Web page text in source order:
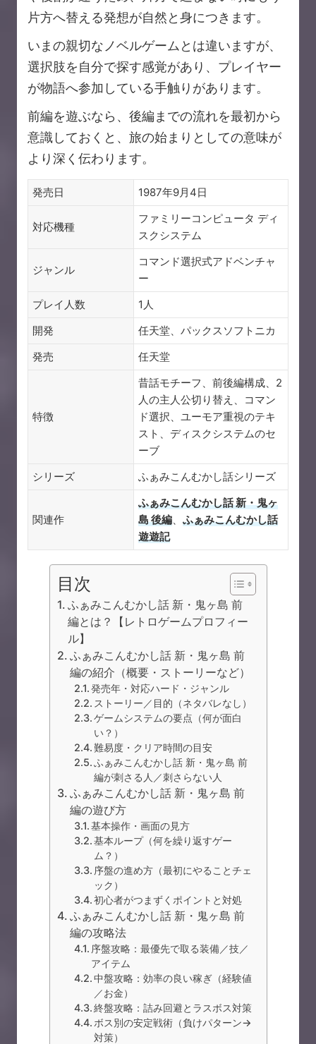
片方へ替える発想が自然と身につきます。
いまの親切なノベルゲームとは違いますが、
選択肢を自分で探す感覚があり、プレイヤー
が物語へ参加している手触りがあります。
前編を遊ぶなら、後編までの流れを最初から
意識しておくと、旅の始まりとしての意味が
より深く伝わります。
発売日 1987年9月4日
対応機種
ファミリーコンピュータ ディ
スクシステム
ジャンル
コマンド選択式アドベンチャ
ー
プレイ人数
1人
開発
任天堂、パックスソフトニカ
発売
任天堂
特徴
昔話モチーフ、前後編構成、2
人の主人公切り替え、コマン
ド選択、ユーモア重視のテキ
スト、ディスクシステムのセ
ーブ
シリーズ
ふぁみこんむかし話シリーズ
関連作
ふぁみこんむかし話 新・鬼ヶ
島 後編、 ふぁみこんむかし話
遊遊記
目次
ふぁみこんむかし話 新・鬼ヶ島 前
編とは？【レトロゲームプロフィー
ル】
ふぁみこんむかし話 新・鬼ヶ島 前
編の紹介（概要・ストーリーなど）
発売年・対応ハード・ジャンル
ストーリー／目的（ネタバレなし）
ゲームシステムの要点（何が面白
い？）
難易度・クリア時間の目安
ふぁみこんむかし話 新・鬼ヶ島 前
編が刺さる人／刺さらない人
ふぁみこんむかし話 新・鬼ヶ島 前
編の遊び方
基本操作・画面の見方
基本ループ（何を繰り返すゲー
ム？）
序盤の進め方（最初にやることチェ
ック）
初心者がつまずくポイントと対処
ふぁみこんむかし話 新・鬼ヶ島 前
編の攻略法
序盤攻略：最優先で取る装備／技／
アイテム
中盤攻略：効率の良い稼ぎ（経験値
／お金）
終盤攻略：詰み回避とラスボス対策
ボス別の安定戦術（負けパターン→
対策）